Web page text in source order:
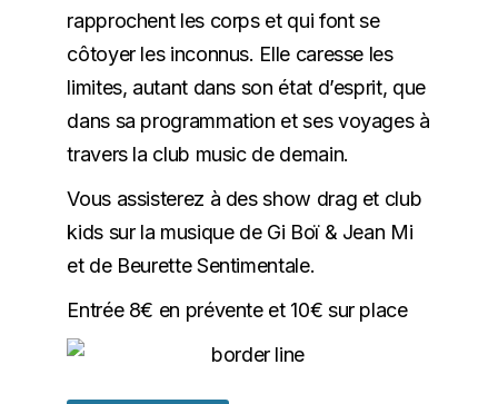
rapprochent les corps et qui font se
côtoyer les inconnus. Elle caresse les
limites, autant dans son état d’esprit, que
dans sa programmation et ses voyages à
travers la club music de demain.
Vous assisterez à des show drag et club
kids sur la musique de Gi Boï & Jean Mi
et de Beurette Sentimentale.
Entrée 8€ en prévente et 10€ sur place